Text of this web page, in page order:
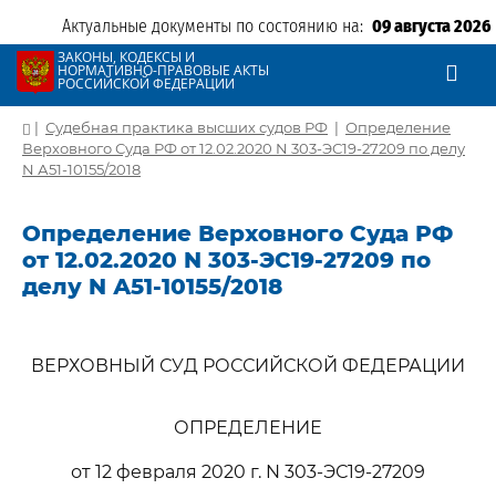
Актуальные документы по состоянию на: 09 августа 2026
ЗАКОНЫ, КОДЕКСЫ И
НОРМАТИВНО-ПРАВОВЫЕ АКТЫ
РОССИЙСКОЙ ФЕДЕРАЦИИ
| Судебная практика высших судов РФ | Определение
Верховного Суда РФ от 12.02.2020 N 303-ЭС19-27209 по делу
N А51-10155/2018
Определение Верховного Суда РФ
от 12.02.2020 N 303-ЭС19-27209 по
делу N А51-10155/2018
ВЕРХОВНЫЙ СУД РОССИЙСКОЙ ФЕДЕРАЦИИ
ОПРЕДЕЛЕНИЕ
от 12 февраля 2020 г. N 303-ЭС19-27209